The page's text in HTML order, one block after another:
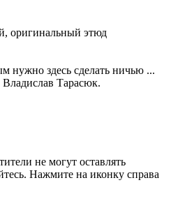
нужно здесь сделать ничью ...
Тарасюк.
не могут оставлять
Нажмите на иконку справа